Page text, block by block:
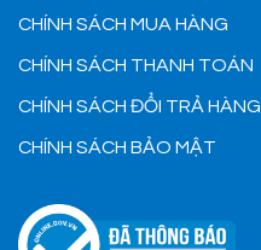
CHÍNH SÁCH MUA HÀNG
CHÍNH SÁCH THANH TOÁN
CHÍNH SÁCH ĐỔI TRẢ HÀNG
CHÍNH SÁCH BẢO MẬT